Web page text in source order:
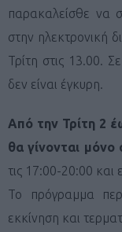
παρακαλείσθε να
στην ηλεκτρονική
Τρίτη στις 13.00.
δεν είναι έγκυρη.
Από την Τρίτη 2
θα γίνονται μόνο
τις 17:00-20:00 και
Το πρόγραμμα
εκκίνηση και